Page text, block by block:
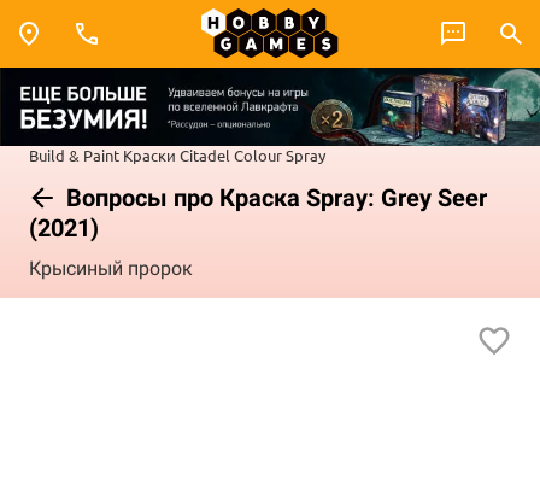
Build & Paint Краски Citadel ColourSpray
Вопросы про Краска Spray: Grey Seer
(2021)
Крысиный пророк